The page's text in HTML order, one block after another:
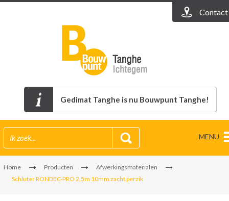
Contact
Gedimat Tanghe is nu Bouwpunt Tanghe!
MENU
Home Producten
Afwerkingsmaterialen
Schluter RONDEC-PRO 2,5m 10mm zacht perzik